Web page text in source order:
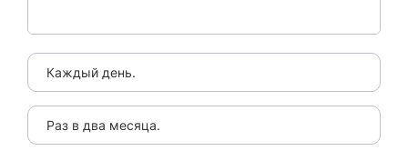
Каждый день.
Раз в два месяца.